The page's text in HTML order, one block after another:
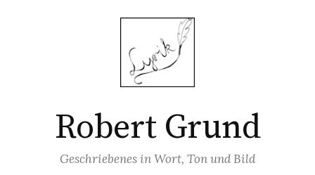
Robert Grund
Geschriebenes in Wort, Ton und Bild